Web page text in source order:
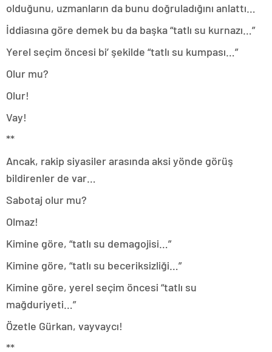
olduğunu, uzmanların da bunu doğruladığını anlattı…
İddiasına göre demek bu da başka “tatlı su kurnazı…”
Yerel seçim öncesi bi’ şekilde “tatlı su kumpası…”
Olur mu?
Olur!
Vay!
**
Ancak, rakip siyasiler arasında aksi yönde görüş
bildirenler de var…
Sabotaj olur mu?
Olmaz!
Kimine göre, “tatlı su demagojisi…”
Kimine göre, “tatlı su beceriksizliği…”
Kimine göre, yerel seçim öncesi “tatlı su
mağduriyeti…”
Özetle Gürkan, vayvaycı!
**